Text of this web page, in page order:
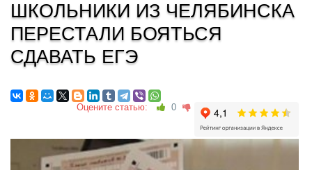
ШКОЛЬНИКИ ИЗ ЧЕЛЯБИНСКА
ПЕРЕСТАЛИ БОЯТЬСЯ
СДАВАТЬ ЕГЭ
Оцените статью: 0